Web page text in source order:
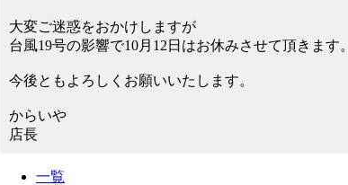
大変ご迷惑をおかけしますが
台風19号の影響で10月12日はお休みさせて頂きます。
今後ともよろしくお願いいたします。
からいや
店長
一覧